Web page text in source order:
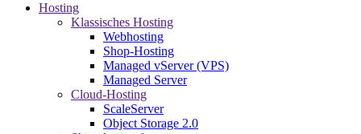
Hosting
Klassisches Hosting
Webhosting
Shop-Hosting
Managed vServer (VPS)
Managed Server
Cloud-Hosting
ScaleServer
Object Storage 2.0